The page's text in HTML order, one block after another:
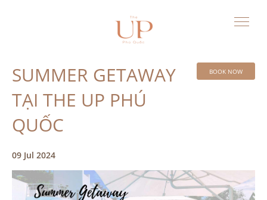
BOOK NOW
SUMMER GETAWAY
TẠI THE UP PHÚ
QUỐC
09 Jul 2024